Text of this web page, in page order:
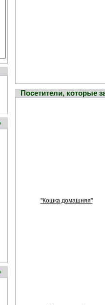
Посетители, которые
"Кошка домашняя"